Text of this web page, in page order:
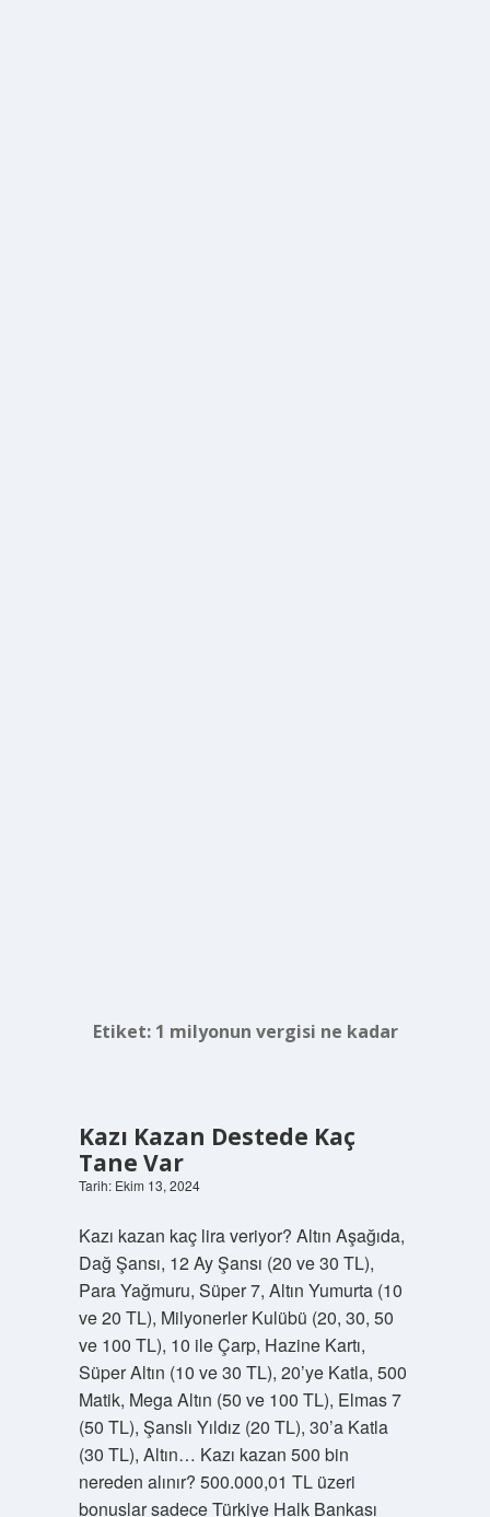
Etiket: 1 milyonun vergisi ne kadar
Kazı Kazan Destede Kaç
Tane Var
Tarih: Ekim 13, 2024
Kazı kazan kaç lira veriyor? Altın Aşağıda,
Dağ Şansı, 12 Ay Şansı (20 ve 30 TL),
Para Yağmuru, Süper 7, Altın Yumurta (10
ve 20 TL), Milyonerler Kulübü (20, 30, 50
ve 100 TL), 10 ile Çarp, Hazine Kartı,
Süper Altın (10 ve 30 TL), 20’ye Katla, 500
Matik, Mega Altın (50 ve 100 TL), Elmas 7
(50 TL), Şanslı Yıldız (20 TL), 30’a Katla
(30 TL), Altın… Kazı kazan 500 bin
nereden alınır? 500.000,01 TL üzeri
bonuslar sadece Türkiye Halk Bankası